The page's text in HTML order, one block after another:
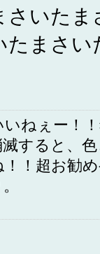
さいたま
たまさい
ねぇー！
すると、
！超お勧
り。